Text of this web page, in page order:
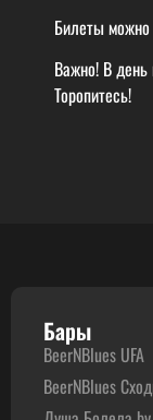
Билеты можно
Важно! В день
Торопитесь!
Бары
BeerNBlues UFA
BeerNBlues